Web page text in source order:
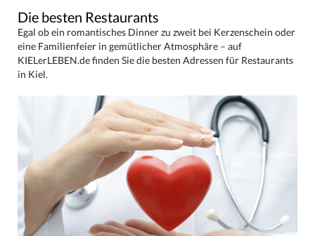
Die besten Restaurants
Egal ob ein romantisches Dinner zu zweit bei Kerzenschein oder
eine Familienfeier in gemütlicher Atmosphäre – auf
KIELerLEBEN.de finden Sie die besten Adressen für Restaurants
in Kiel.